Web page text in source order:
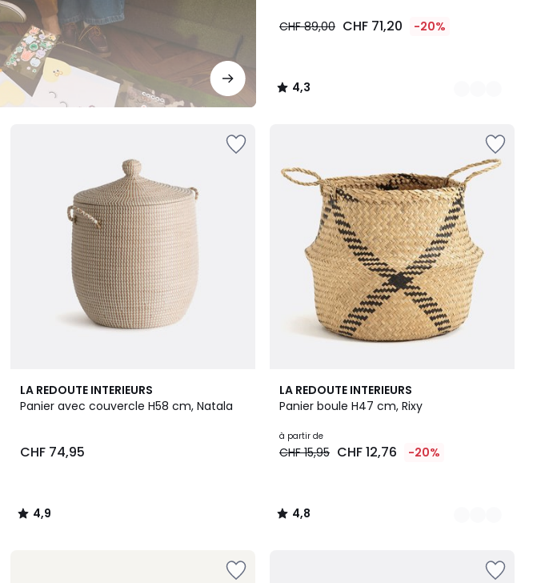
CHF 89,00 CHF 71,20 -20%
4,3
/
LA REDOUTE INTERIEURS
Panier avec couvercle H58 cm, Natala
CHF 74,95
4,9
/ 5
4,9
/
LA REDOUTE INTERIEURS
Panier boule H47 cm, Rixy
à partir de
CHF 15,95 CHF 12,76 -20%
4,8
/ 5
2
Couleurs
4,8
/